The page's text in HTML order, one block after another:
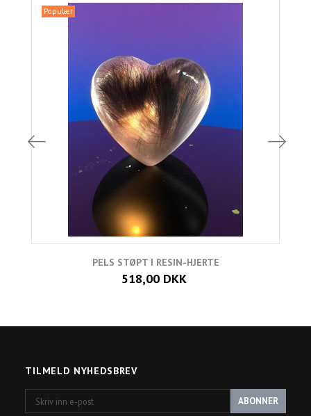
Populær
PELS STØPT I RESIN-HJERTE
518,00 DKK
TILMELD NYHEDSBREV
ABONNER